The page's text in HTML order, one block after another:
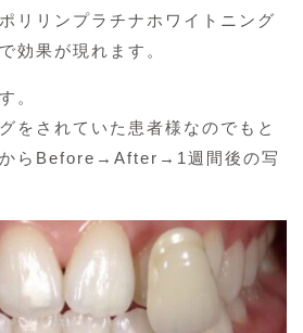
リリンプラチナホワイトニング
効果が現れます。
。
をされていた患者様なのでもと
からBefore→After→1週間後の写